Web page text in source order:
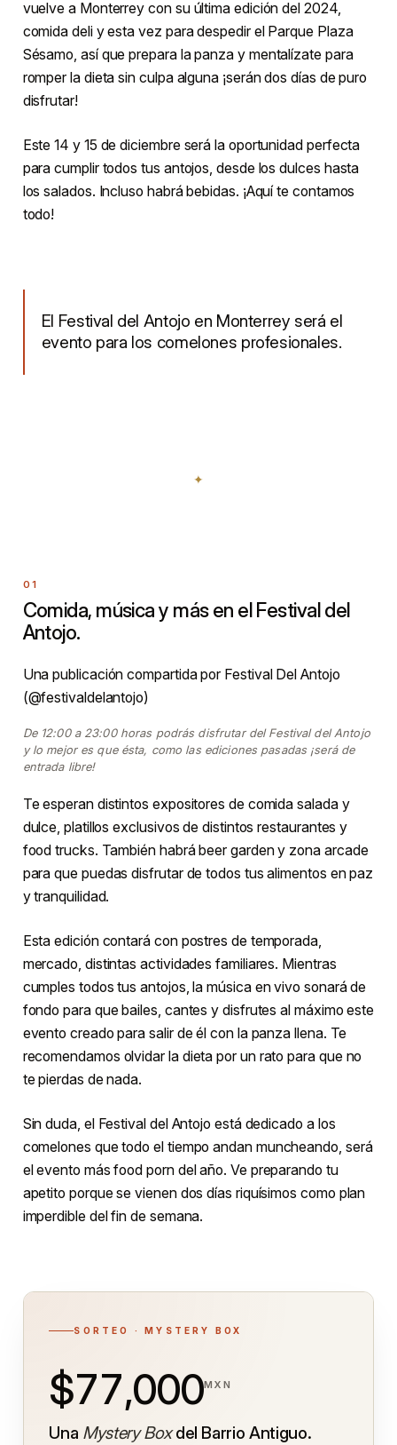
vuelve a Monterrey con su última edición del 2024,
comida deli y esta vez para despedir el Parque Plaza
Sésamo, así que prepara la panza y mentalízate para
romper la dieta sin culpa alguna ¡serán dos días de puro
disfrutar!
Este 14 y 15 de diciembre será la oportunidad perfecta
para cumplir todos tus antojos, desde los dulces hasta
los salados. Incluso habrá bebidas. ¡Aquí te contamos
todo!
El Festival del Antojo en Monterrey será el
evento para los comelones profesionales.
Comida, música y más en el Festival del
Antojo.
Una publicación compartida por Festival Del Antojo
(@festivaldelantojo)
De 12:00 a 23:00 horas podrás disfrutar del Festival del Antojo
y lo mejor es que ésta, como las ediciones pasadas ¡será de
entrada libre!
Te esperan distintos expositores de comida salada y
dulce, platillos exclusivos de distintos restaurantes y
food trucks. También habrá beer garden y zona arcade
para que puedas disfrutar de todos tus alimentos en paz
y tranquilidad.
Esta edición contará con postres de temporada,
mercado, distintas actividades familiares. Mientras
cumples todos tus antojos, la música en vivo sonará de
fondo para que bailes, cantes y disfrutes al máximo este
evento creado para salir de él con la panza llena. Te
recomendamos olvidar la dieta por un rato para que no
te pierdas de nada.
Sin duda, el Festival del Antojo está dedicado a los
comelones que todo el tiempo andan muncheando, será
el evento más food porn del año. Ve preparando tu
apetito porque se vienen dos días riquísimos como plan
imperdible del fin de semana.
SORTEO · MYSTERY BOX
$77,000MXN
Una Mystery Boxdel Barrio Antiguo.